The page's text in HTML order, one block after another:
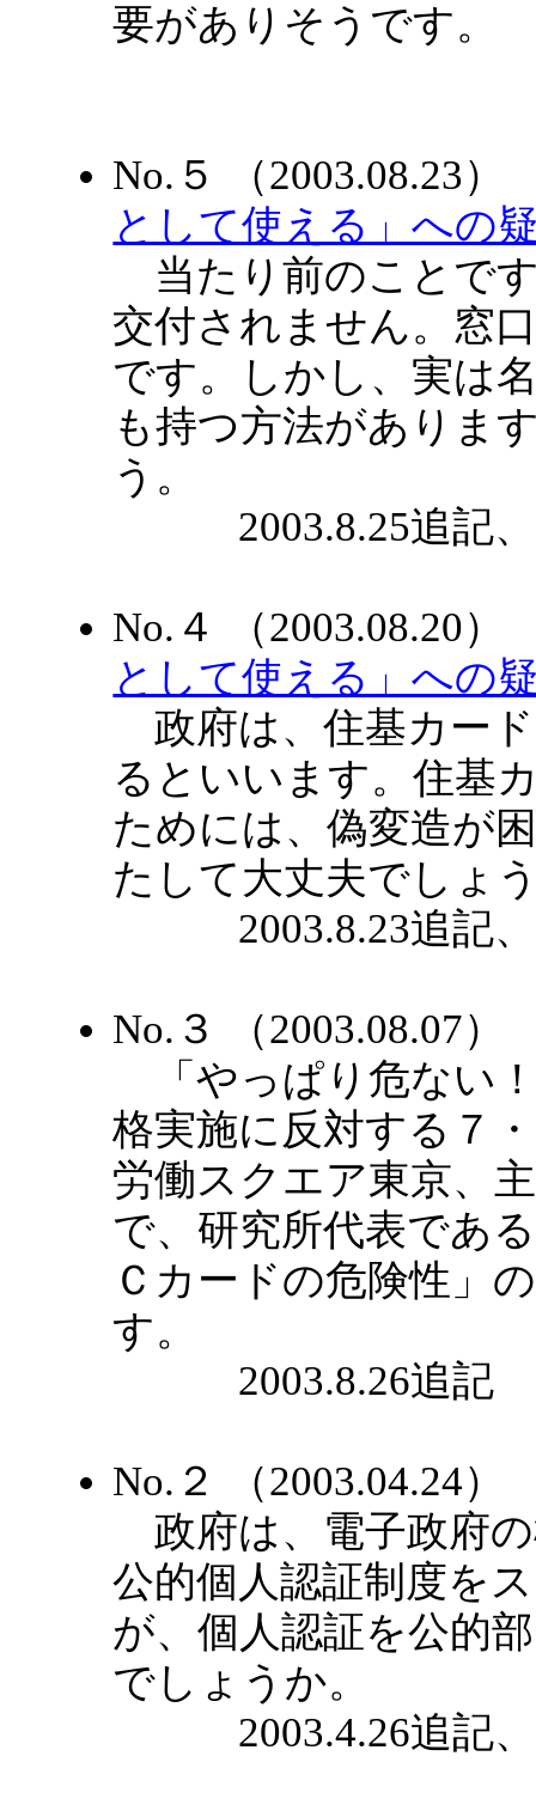
要がありそうです。
No.５ （
として使える」への
当たり前のことで
交付されません。窓
です。しかし、実は
も持つ方法がありま
う。
2003.8.25追記、
No.４ （
として使える」への
政府は、住基カー
るといいます。住基
ためには、偽変造が
たして大丈夫でしょ
2003.8.23追記、
No.３ （
「やっぱり危ない
格実施に反対する７
労働スクエア東京、
で、研究所代表である
Ｃカードの危険性」
す。
2003.8.26追記
No.２ （
政府は、電子政府
公的個人認証制度を
が、個人認証を公的
でしょうか。
2003.4.26追記、